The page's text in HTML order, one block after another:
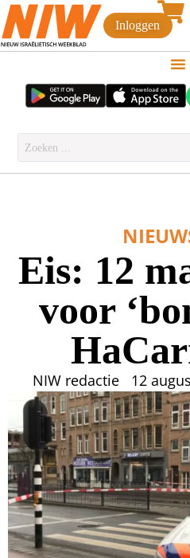
Inloggen
Eis: 12
voor
NIW redactie 12